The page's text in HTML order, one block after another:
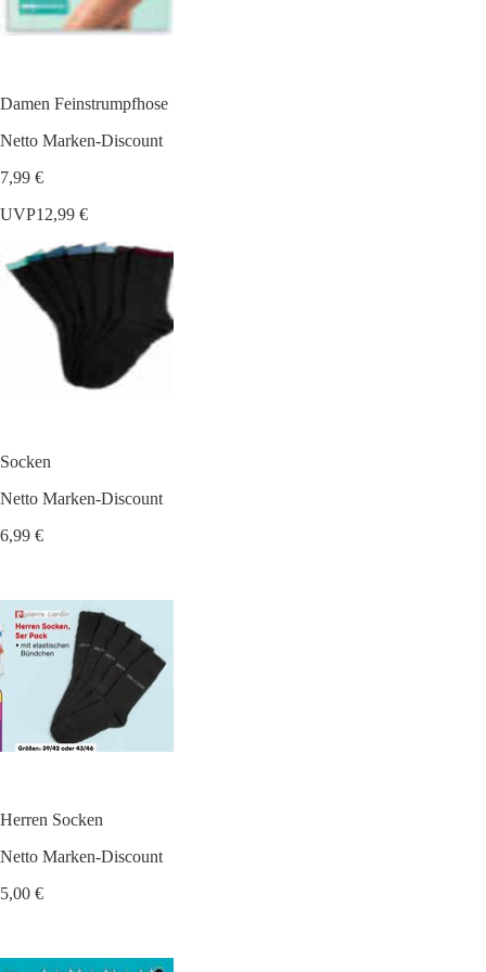
Damen Feinstrumpfhose
Netto Marken-Discount
7,99 €
UVP12,99 €
Socken
Netto Marken-Discount
6,99 €
Herren Socken
Netto Marken-Discount
5,00 €